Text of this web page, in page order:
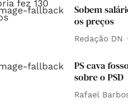
Sobem
os preços
Redação DN
PS cava
sobre o PSD
Rafael